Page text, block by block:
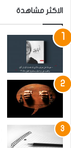
الاكثر مشاهدة